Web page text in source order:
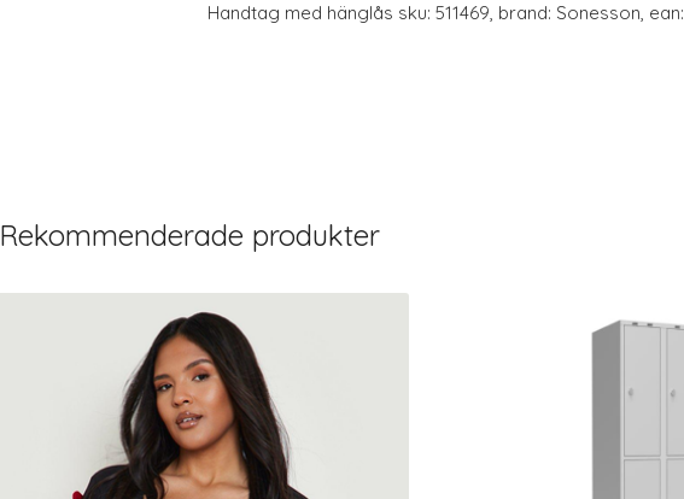
Handtag med hänglås sku: 511469, brand: Sonesson, ean:
Rekommenderade produkter